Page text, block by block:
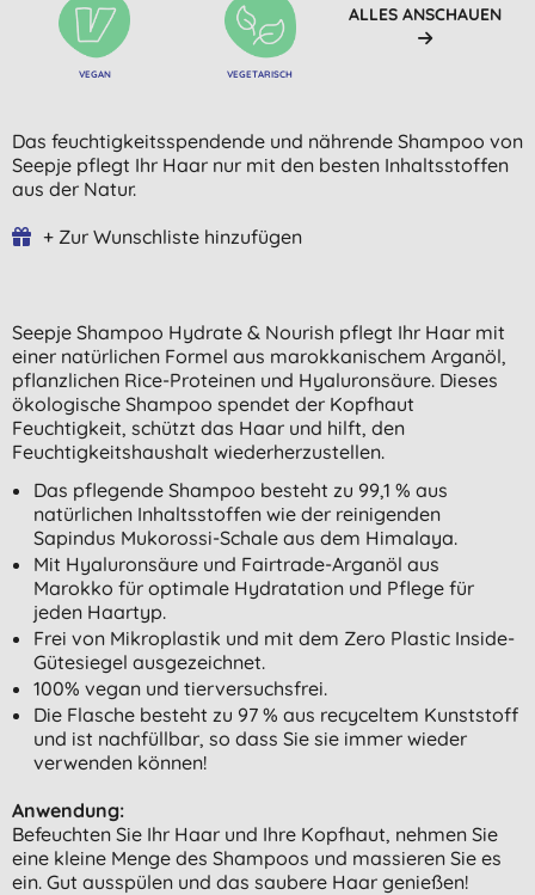
VEGAN VEGETARISCH
ALLES ANSCHAUEN
Das feuchtigkeitsspendende und nährende Shampoo von
Seepje pflegt Ihr Haar nur mit den besten Inhaltsstoffen
aus der Natur.
+ Zur Wunschliste hinzufügen
Seepje Shampoo Hydrate & Nourish pflegt Ihr Haar mit
einer natürlichen Formel aus marokkanischem Arganöl,
pflanzlichen Rice-Proteinen und Hyaluronsäure. Dieses
ökologische Shampoo spendet der Kopfhaut
Feuchtigkeit, schützt das Haar und hilft, den
Feuchtigkeitshaushalt wiederherzustellen.
Das pflegende Shampoo besteht zu 99,1 % aus
natürlichen Inhaltsstoffen wie der reinigenden
Sapindus Mukorossi-Schale aus dem Himalaya.
Mit Hyaluronsäure und Fairtrade-Arganöl aus
Marokko für optimale Hydratation und Pflege für
jeden Haartyp.
Frei von Mikroplastik und mit dem Zero Plastic Inside-
Gütesiegel ausgezeichnet.
100% vegan und tierversuchsfrei.
Die Flasche besteht zu 97 % aus recyceltem Kunststoff
und ist nachfüllbar, so dass Sie sie immer wieder
verwenden können!
Anwendung:
Befeuchten Sie Ihr Haar und Ihre Kopfhaut, nehmen Sie
eine kleine Menge des Shampoos und massieren Sie es
ein. Gut ausspülen und das saubere Haar genießen!